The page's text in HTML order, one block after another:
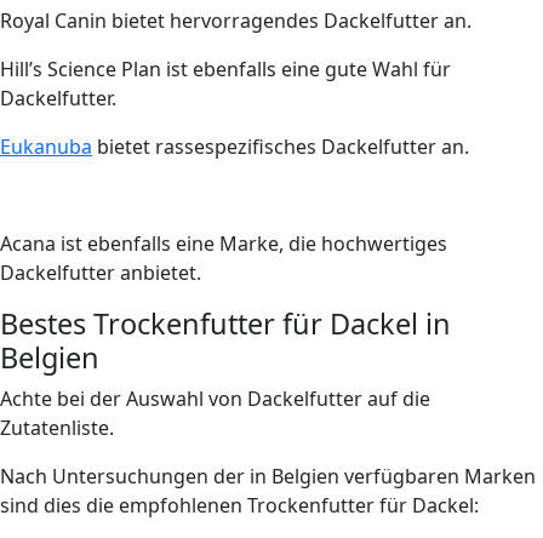
Royal Canin bietet hervorragendes Dackelfutter an.
Hill’s Science Plan ist ebenfalls eine gute Wahl für
Dackelfutter.
Eukanuba bietet rassespezifisches Dackelfutter an.
Acana ist ebenfalls eine Marke, die hochwertiges
Dackelfutter anbietet.
Bestes Trockenfutter für Dackel in
Belgien
Achte bei der Auswahl von Dackelfutter auf die
Zutatenliste.
Nach Untersuchungen der in Belgien verfügbaren Marken
sind dies die empfohlenen Trockenfutter für Dackel: